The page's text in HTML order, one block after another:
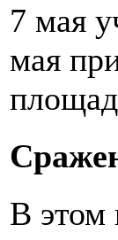
7 мая
мая
В этом